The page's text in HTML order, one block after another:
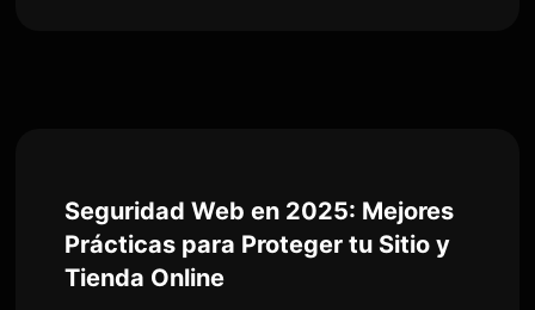
Seguridad Web en 2025: Mejores
Prácticas para Proteger tu Sitio y
Tienda Online